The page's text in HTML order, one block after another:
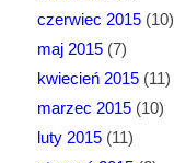
czerwiec 2015(10)
maj 2015(7)
kwiecień 2015(11)
marzec 2015(10)
luty 2015(11)